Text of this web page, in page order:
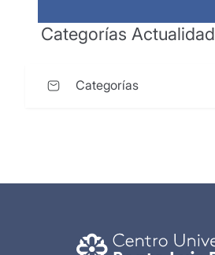
Categorías Actualidad
Categorías